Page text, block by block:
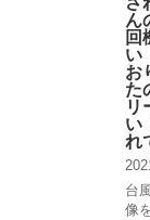
ん
回
い
お
た
リ
い
れ
台
像